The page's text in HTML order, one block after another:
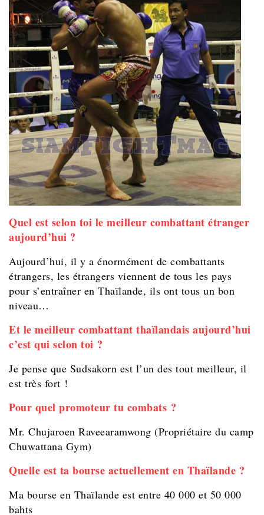
Quel est selon toi le meilleur combattant étranger
aujourd’hui ?
Aujourd’hui, il y a énormément de combattants
étrangers, les étrangers viennent de tous les pays
pour s’entraîner en Thaïlande, ils ont tous un bon
niveau…
Et le meilleur combattant thaïlandais aujourd’hui
c’est qui selon toi ?
Je pense que Sudsakorn est l’un des tout meilleur, il
est très fort !
Pour quel promoteur tu combats ?
Mr. Chujaroen Raveearamwong (Propriétaire du camp
Chuwattana Gym)
Quelle est ta bourse actuellement en Thaïlande ?
Ma bourse en Thaïlande est entre 40 000 et 50 000
bahts